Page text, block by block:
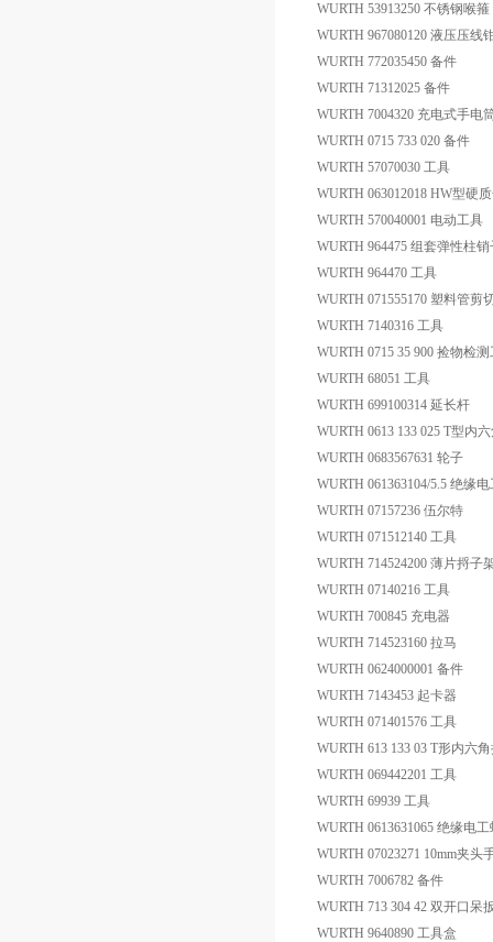
WURTH 53913250 不锈钢喉箍
WURTH 967080120 液压压线
WURTH 772035450 备件
WURTH 71312025 备件
WURTH 7004320 充电式手电
WURTH 0715 733 020 备件
WURTH 57070030 工具
WURTH 063012018 HW型硬
WURTH 570040001 电动工具
WURTH 964475 组套弹性柱销
WURTH 964470 工具
WURTH 071555170 塑料管剪
WURTH 7140316 工具
WURTH 0715 35 900 捡物检
WURTH 68051 工具
WURTH 699100314 延长杆
WURTH 0613 133 025 T型内
WURTH 0683567631 轮子
WURTH 061363104/5.5 绝缘
WURTH 07157236 伍尔特
WURTH 071512140 工具
WURTH 714524200 薄片捋子
WURTH 07140216 工具
WURTH 700845 充电器
WURTH 714523160 拉马
WURTH 0624000001 备件
WURTH 7143453 起卡器
WURTH 071401576 工具
WURTH 613 133 03 T形内六
WURTH 069442201 工具
WURTH 69939 工具
WURTH 0613631065 绝缘电
WURTH 07023271 10mm夹头
WURTH 7006782 备件
WURTH 713 304 42 双开口呆
WURTH 9640890 工具盒